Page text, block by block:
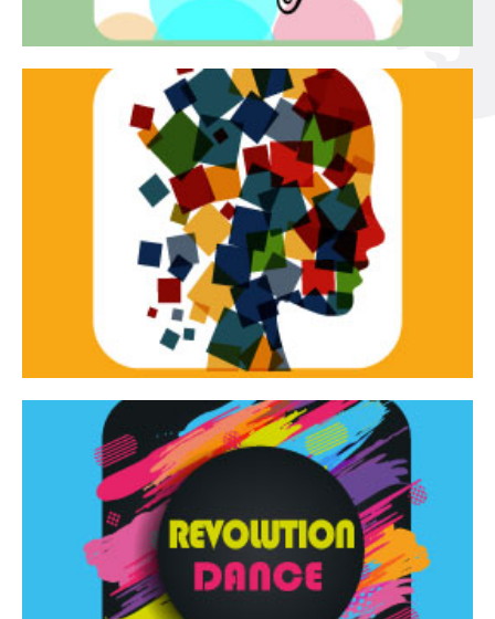
Tracce dinamiche
Tracce Dinamiche è una rassegna di teatro
d’innovazione e sperimentale.
Continua
Revolution Dance
Rassegna di danza contemporanea – I Edizione